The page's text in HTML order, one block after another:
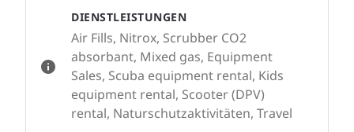
DIENSTLEISTUNGEN
Air Fills, Nitrox, Scrubber CO2
absorbant, Mixed gas, Equipment
Sales, Scuba equipment rental, Kids
equipment rental, Scooter (DPV)
rental, Naturschutzaktivitäten, Travel